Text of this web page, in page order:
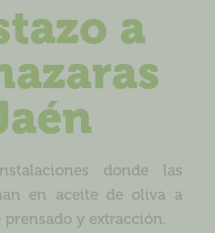
a
donde las
en aceite de oliva a
y extracción.